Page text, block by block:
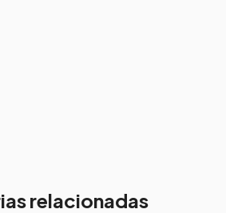
relacionadas